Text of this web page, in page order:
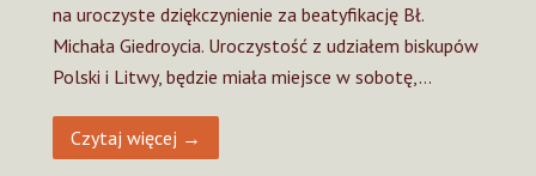
na uroczyste dziękczynienie za beatyfikację Bł.
Michała Giedroycia. Uroczystość z udziałem biskupów
Polski i Litwy, będzie miała miejsce w sobotę,…
Czytaj więcej →